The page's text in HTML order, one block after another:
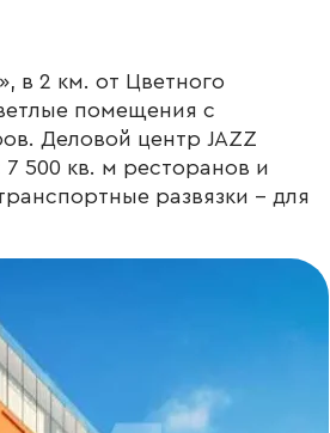
в 2 км. от Цветного
помещения с
Деловой центр JAZZ
500 кв. м ресторанов и
развязки – для